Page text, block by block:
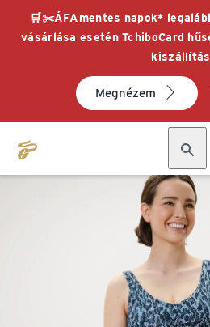
🛒✂️ÁFAmentes napok*
vásárlása esetén TchiboCard
kiszállítás
Megnézem